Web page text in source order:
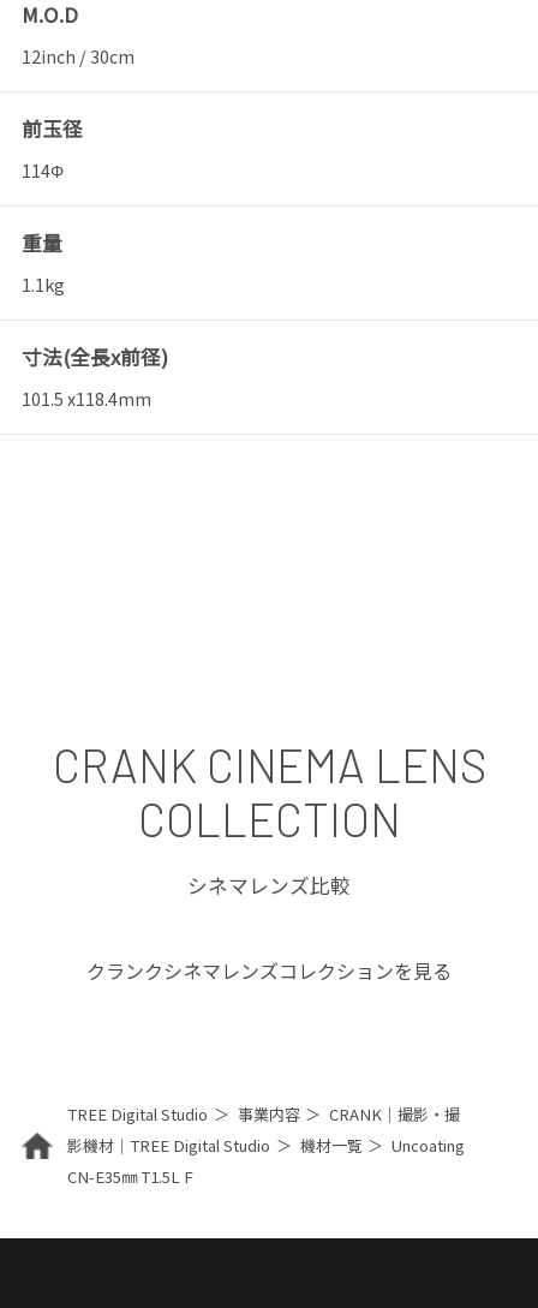
M.O.D
12inch / 30cm
前玉径
114Φ
重量
1.1kg
寸法(全長x前径)
101.5 x118.4mm
CRANK CINEMA LENS
COLLECTION
シネマレンズ比較
クランクシネマレンズコレクションを見る
TREE Digital Studio 事業内容
CRANK｜撮影・撮
影機材｜TREE Digital Studio
機材一覧
Uncoating
CN-E35㎜ T1.5L F